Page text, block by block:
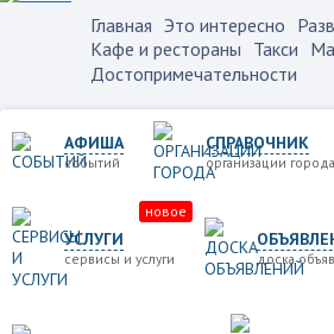
Главная Это интересно
Кафе и рестораны Такси
Достопримечательности
АФИША
событий
СПРАВОЧНИК
организации города
УСЛУГИ
сервисы и услуги
новое
доска